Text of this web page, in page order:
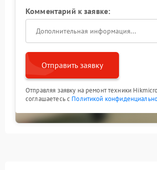
Комментарий к заявке:
Отправить заявку
Отправляя заявку на ремонт техники
соглашаетесь с Политикой